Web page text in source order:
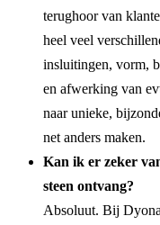
terughoor van
heel veel
insluitingen, vorm,
en afwerking van
naar unieke,
net anders maken.
Kan ik er zeker
steen ontvang?
Absoluut. Bij